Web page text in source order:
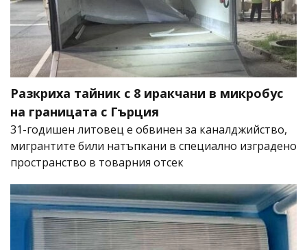
Разкриха тайник с 8 иракчани в микробус
на границата с Гърция
31-годишен литовец е обвинен за каналджийство,
мигрантите били натъпкани в специално изградено
пространство в товарния отсек